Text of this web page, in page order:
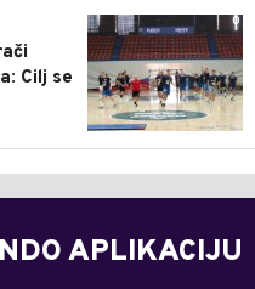
0
Cilj se
APLIKACIJU